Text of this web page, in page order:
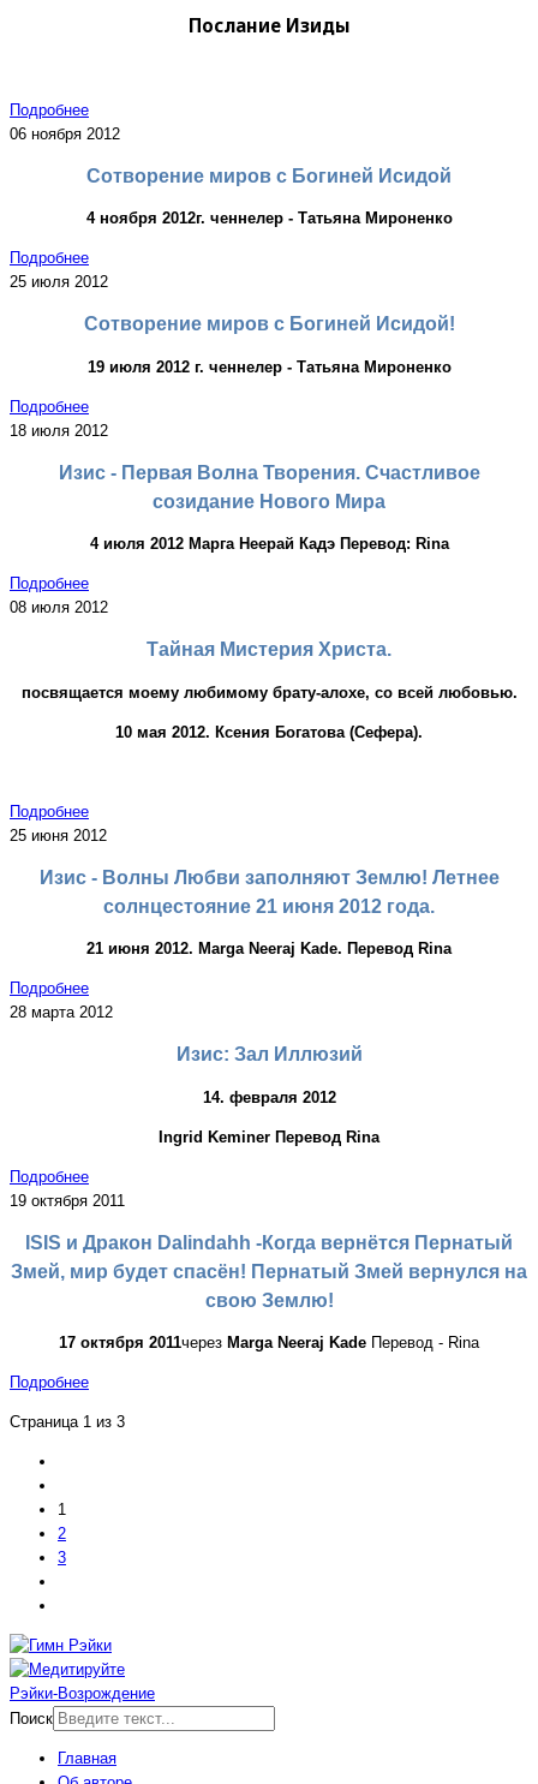
Послание Изиды
Подробнее
06 ноября 2012
Сотворение миров с Богиней Исидой
4 ноября 2012г. ченнелер - Татьяна Мироненко
Подробнее
25 июля 2012
Сотворение миров с Богиней Исидой!
19 июля 2012 г. ченнелер - Татьяна Мироненко
Подробнее
18 июля 2012
Изис - Первая Волна Творения. Счастливое
созидание Нового Мира
4 июля 2012 Марга Неерай Кадэ Перевод: Rina
Подробнее
08 июля 2012
Тайная Мистерия Христа.
посвящается моему любимому брату-алохе, со всей любовью.
10 мая 2012. Ксения Богатова (Сефера).
Подробнее
25 июня 2012
Изис - Волны Любви заполняют Землю! Летнее
солнцестояние 21 июня 2012 года.
21 июня 2012. Marga Neeraj Kade. Перевод Rina
Подробнее
28 марта 2012
Изис: Зал Иллюзий
14. февраля 2012
Ingrid Keminer Перевод Rina
Подробнее
19 октября 2011
ISIS и Дракон Dalindahh -Когда вернётся Пернатый
Змей, мир будет спасён! Пернатый Змей вернулся на
свою Землю!
17 октября 2011через Marga Neeraj Kade Перевод - Rina
Подробнее
Страница 1 из 3
1
2
3
Рэйки-Возрождение
Поиск
Главная